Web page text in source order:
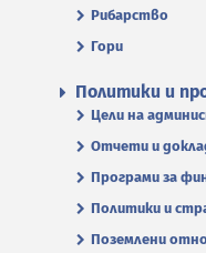
Рибарство
Гори
Политики и
Цели на
Отчети и
Програми за
Политики и
Поземлени